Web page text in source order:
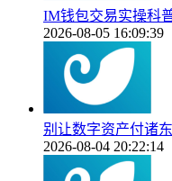
IM钱包交易实操科
2026-08-05 16:09:39
别让数字资产付诸
2026-08-04 20:22:14